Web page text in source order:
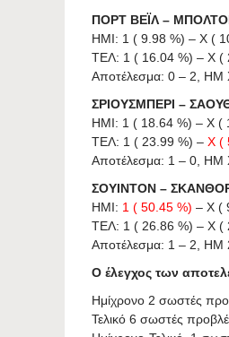
ΠΟΡΤ ΒΕΪΛ –
ΗΜΙ: 1 ( 9.98 %) – X (
ΤΕΛ: 1 ( 16.04 %) – X (
Αποτέλεσμα: 0 – 2, HΜ
ΣΡΙΟΥΣΜΠΕΡΙ –
ΗΜΙ: 1 ( 18.64 %) – X (
ΤΕΛ: 1 ( 23.99 %) – X (
Αποτέλεσμα: 1 – 0, HΜ
ΣΟΥΙΝΤΟΝ –
ΗΜΙ: 1 ( 50.45 %) – X (
ΤΕΛ: 1 ( 26.86 %) – X (
Αποτέλεσμα: 1 – 2, HΜ
Ο έλεγχος των
Ημίχρονο 2 σωστές
Τελικό 6 σωστές